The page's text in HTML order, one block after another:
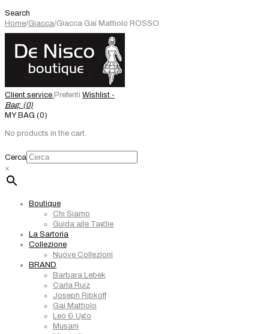
Search
Home/Giacca/Giacca Gai Mattiolo ROSSO
Client service Preferiti Wishlist -
Bag: (0)
MY BAG (0)
No products in the cart.
Cerca
×
Boutique
Chi Siamo
Guida alle Taglie
La Sartoria
Collezione
Nuove Collezioni
BRAND
Barbara Lebek
Carla Ruiz
Joseph Ribkoff
Gai Mattiolo
Leo & Ugo
Musani